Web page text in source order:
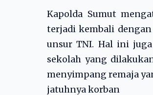
Kapolda Sumut
terjadi kembali
unsur TNI. Hal ini
sekolah yang
menyimpang remaja
jatuhnya korban